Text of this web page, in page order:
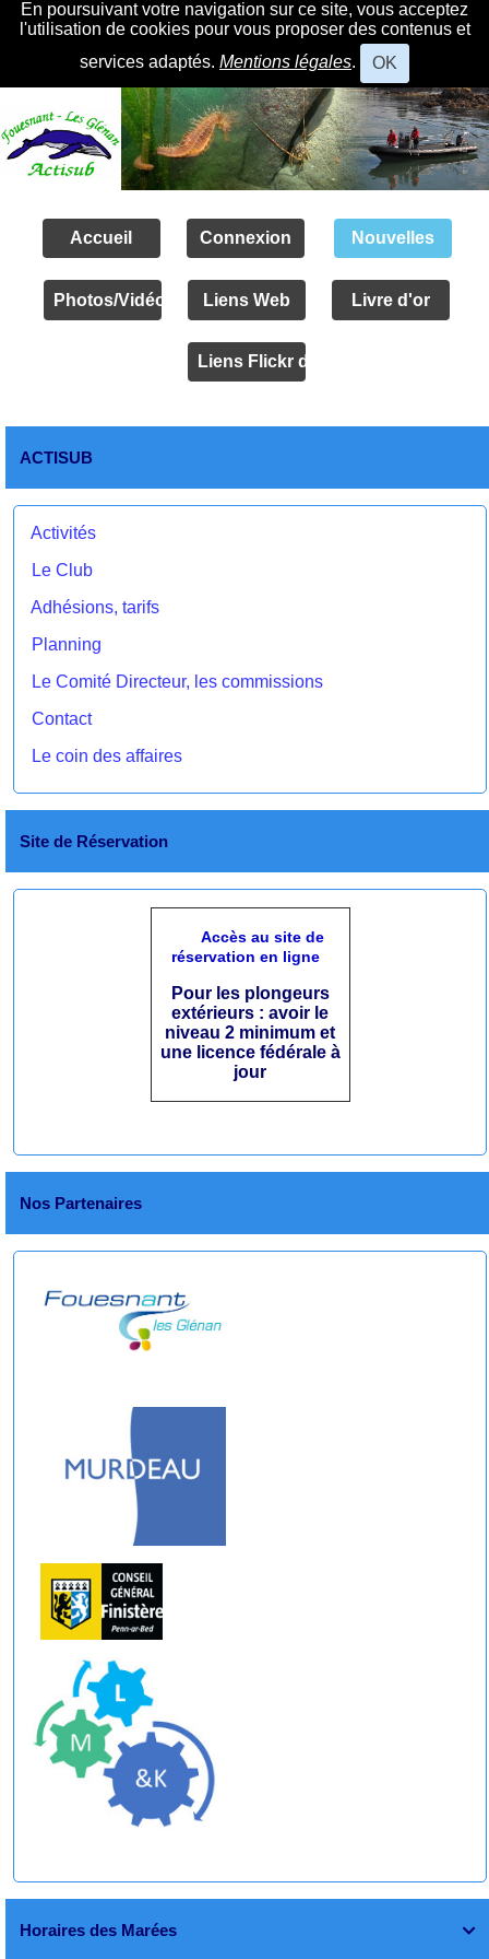
En poursuivant votre navigation sur ce site, vous acceptez
l'utilisation de cookies pour vous proposer des contenus et
services adaptés. Mentions légales. OK
Accueil Connexion Nouvelles
Photos/Vidéos Liens Web Livre d'or
Liens Flickr des amis
ACTISUB
Activités
Le Club
Adhésions, tarifs
Planning
Le Comité Directeur, les commissions
Contact
Le coin des affaires
Site de Réservation
Accès au site de
réservation en ligne
Pour les plongeurs
extérieurs : avoir le
niveau 2 minimum et
une licence fédérale à
jour
Nos Partenaires

Horaires des Marées